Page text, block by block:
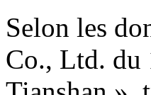
Selon les
Co., Ltd. du